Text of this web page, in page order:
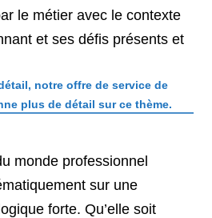
le métier avec le contexte
et ses défis présents et
notre offre de service de
plus de détail sur ce thème.
monde professionnel
sur une
forte. Qu’elle soit